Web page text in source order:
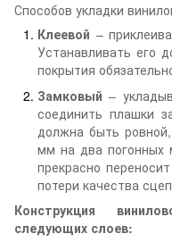
Способов укладки
Клеевой –
Устанавливать его
покрытия
Замковый –
соединить плашки
должна быть
мм на два погонных
прекрасно
потери качества
Конструкция
следующих слоев: